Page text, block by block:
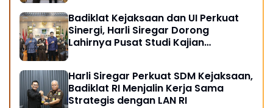
Badiklat Kejaksaan dan UI Perkuat
Sinergi, Harli Siregar Dorong
Lahirnya Pusat Studi Kajian
Harli Siregar Perkuat SDM Kejaksaan,
Badiklat RI Menjalin Kerja Sama
Strategis dengan LAN RI